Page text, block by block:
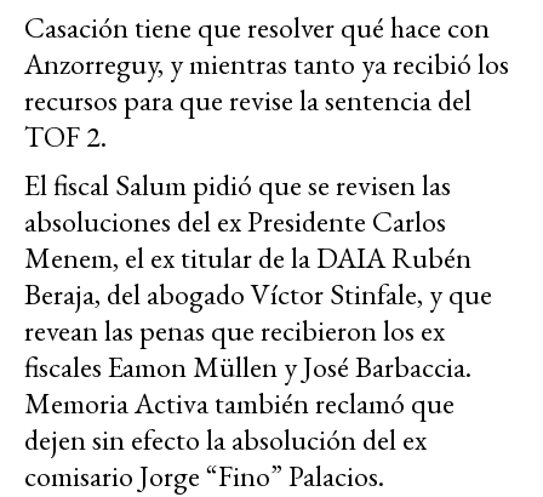
Casación tiene que resolver qué hace con
Anzorreguy, y mientras tanto ya recibió los
recursos para que revise la sentencia del
TOF 2.
El fiscal Salum pidió que se revisen las
absoluciones del ex Presidente Carlos
Menem, el ex titular de la DAIA Rubén
Beraja, del abogado Víctor Stinfale, y que
revean las penas que recibieron los ex
fiscales Eamon Müllen y José Barbaccia.
Memoria Activa también reclamó que
dejen sin efecto la absolución del ex
comisario Jorge “Fino” Palacios.